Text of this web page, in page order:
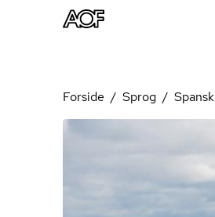
Forside Sprog Spansk